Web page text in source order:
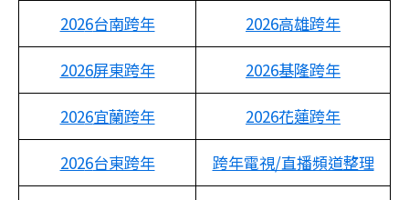
2026台南跨年 2026高雄跨年
2026屏東跨年 2026基隆跨年
2026宜蘭跨年 2026花蓮跨年
2026台東跨年 跨年電視/直播頻道整理